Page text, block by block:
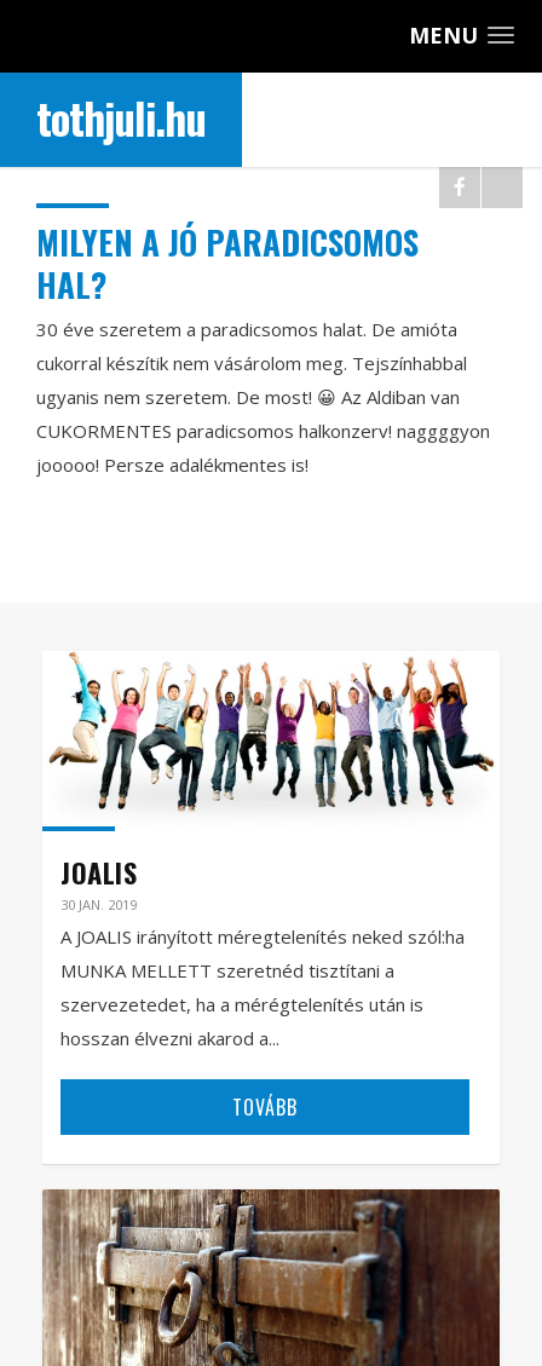
MENU
tothjuli.hu
MILYEN A JÓ PARADICSOMOS
HAL?
30 éve szeretem a paradicsomos halat. De amióta
cukorral készítik nem vásárolom meg. Tejszínhabbal
ugyanis nem szeretem. De most! 😀 Az Aldiban van
CUKORMENTES paradicsomos halkonzerv! naggggyon
jooooo! Persze adalékmentes is!
JOALIS
30 JAN. 2019
A JOALIS irányított méregtelenítés neked szól:ha
MUNKA MELLETT szeretnéd tisztítani a
szervezetedet, ha a mérégtelenítés után is
hosszan élvezni akarod a...
TOVÁBB